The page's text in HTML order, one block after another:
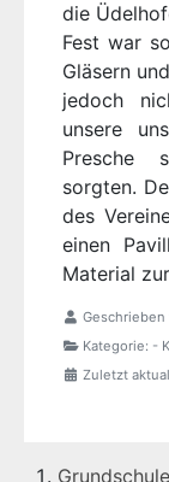
die
Fest war
Gläsern
jedoch
unsere
Presche
sorgten.
des
einen
Material
Geschrieben
Kategorie: -
Zuletzt
Grundschule